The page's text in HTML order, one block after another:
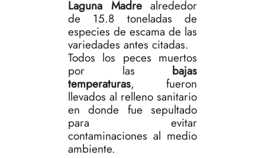
Laguna Madrealrededor
de 15.8 toneladas de
especies de escama de las
variedades antes citadas.
Todos los peces muertos
por las bajas
temperaturas, fueron
llevados al relleno sanitario
en donde fue sepultado
para evitar
contaminaciones al medio
ambiente.